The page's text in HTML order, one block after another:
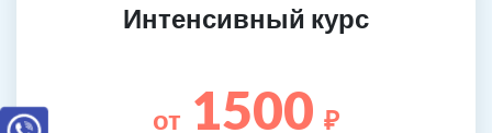
Интенсивный курс
от 1500 ₽